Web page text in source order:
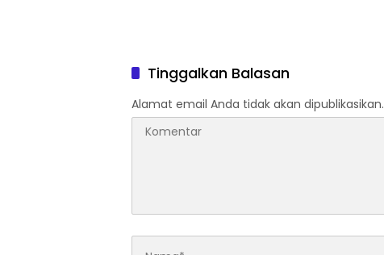
Tinggalkan Balasan
Alamat email Anda tidak akan dipublikasikan.